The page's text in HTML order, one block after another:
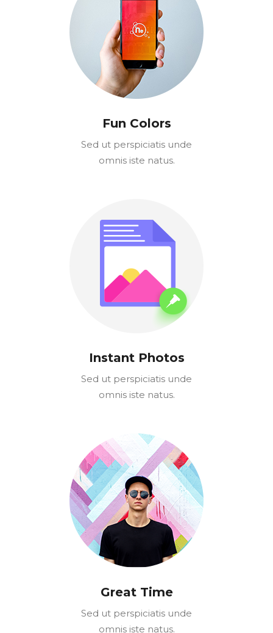
Fun Colors
Sed ut perspiciatis unde
omnis iste natus.
Instant Photos
Sed ut perspiciatis unde
omnis iste natus.
Great Time
Sed ut perspiciatis unde
omnis iste natus.